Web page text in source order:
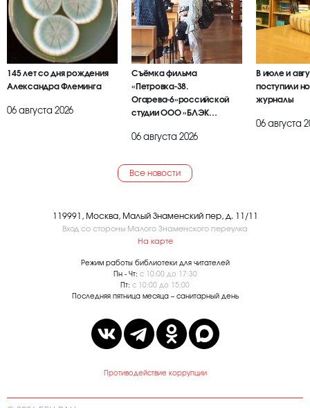
145 лет со дня рождения
Александра Флеминга
06 августа 2026
Съёмка фильма
«Петровка-38.
Огарева-6»российской
студии ООО «БЛЭК
06 августа 2026
В июле и
поступили
журналы
06 августа
Все новости
119991, Москва, Малый Знаменский пер, д. 11/11
Вход со стороны Малого Знаменского переулка
На карте
Режим работы библиотеки для читателей
Пн - Чт: с 10:00 до 17:30
Пт: с 10:00 до 15:00
Последняя пятница месяца – санитарный день
Противодействие коррупции